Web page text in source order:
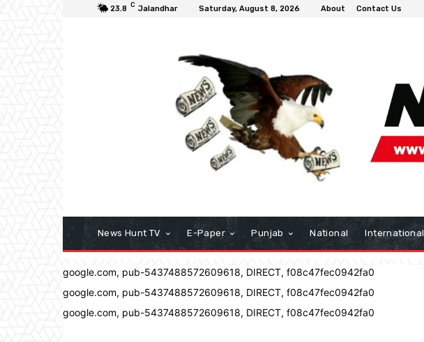
23.8 C Jalandhar Saturday, August 8, 2026 About Contact Us
News Hunt TV E-Paper Punjab National International
google.com, pub-5437488572609618, DIRECT, f08c47fec0942fa0
google.com, pub-5437488572609618, DIRECT, f08c47fec0942fa0
google.com, pub-5437488572609618, DIRECT, f08c47fec0942fa0